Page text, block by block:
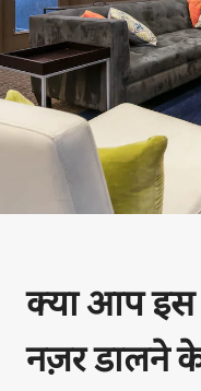
क्या आप इस
नज़र डालने